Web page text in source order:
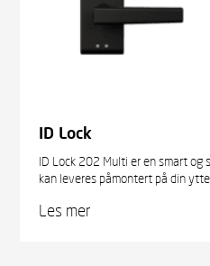
ID Lock
ID Lock 202 Multi er en smart og
kan leveres påmontert på din
Les mer